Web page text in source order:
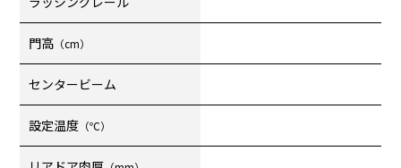
門高 （cm）
センタービーム
設定温度 （℃）